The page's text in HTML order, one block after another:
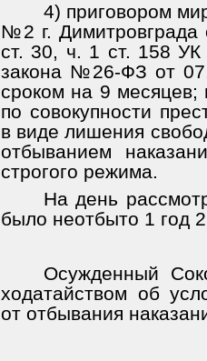
4) приговором
№2 г.
ст. 30, ч. 1 ст. 158
закона №26-ФЗ от
сроком на 9
по совокупности
в виде лишения
отбыванием
строгого режима.
На день
было неотбыто 1 год
Осужденный
ходатайством об
от отбывания